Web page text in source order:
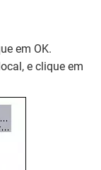
em OK.
e clique em